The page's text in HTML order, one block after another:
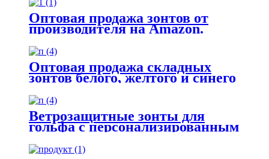
Оптовая продажа зонтов от
производителя на Amazon.
Популярные зонты: 3 складных
зонта с двойным куполом,
ветрозащитные зонты на заказ,
автоматические зонты.
Оптовая продажа складных
зонтов белого, желтого и синего
цвета, трехцветных,
портативных, с инструкцией по
сборке и логотипом.
Ветрозащитные зонты для
гольфа с персонализированным
логотипом, автоматическим
открыванием, лучшие зонты